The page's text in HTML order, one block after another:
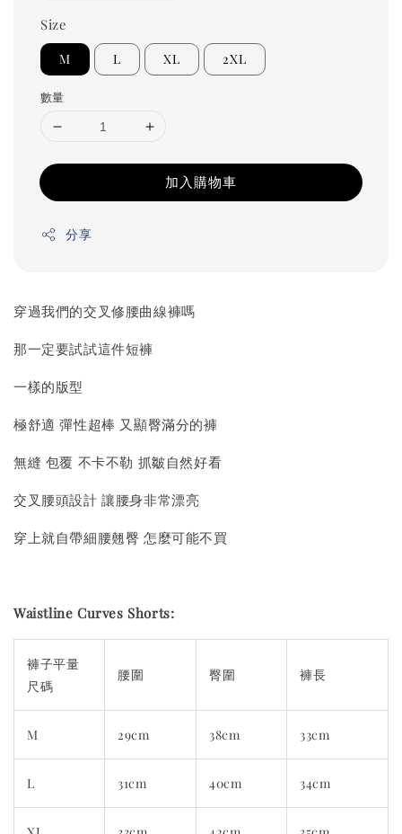
Size
M L XL 2XL
數量
加入購物車
分享
穿過我們的交叉修腰曲線褲嗎
那一定要試試這件短褲
一樣的版型
極舒適 彈性超棒 又顯臀滿分的褲
無縫 包覆 不卡不勒 抓皺自然好看
交叉腰頭設計 讓腰身非常漂亮
穿上就自帶細腰翹臀 怎麼可能不買
Waistline Curves Shorts:
褲子平量
尺碼
腰圍 臀圍 褲長
M 29cm 38cm 33cm
L 31cm 40cm 34cm